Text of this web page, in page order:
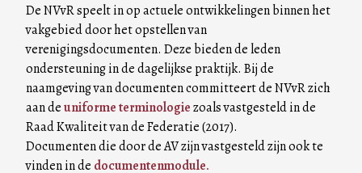
De NVvR speelt in op actuele ontwikkelingen binnen het
vakgebied door het opstellen van
verenigingsdocumenten. Deze bieden de leden
ondersteuning in de dagelijkse praktijk. Bij de
naamgeving van documenten committeert de NVvR zich
aan deuniforme terminologiezoals vastgesteld in de
Raad Kwaliteit van de Federatie (2017).
Documenten die door de AV zijn vastgesteld zijn ook te
vinden in de documentenmodule.